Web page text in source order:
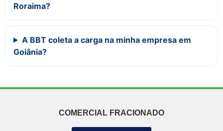
Roraima?
A BBT coleta a carga na minha empresa em
Goiânia?
COMERCIAL FRACIONADO